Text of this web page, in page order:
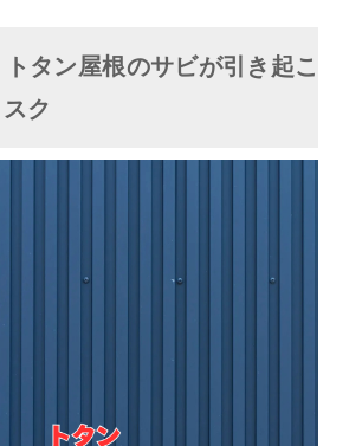
タン屋根のサビが引き起こ
ク